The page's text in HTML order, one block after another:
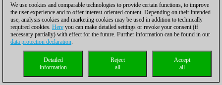
1 IM Rombaldoni Axel 2484 7.5 55.5
2 GM Marin Mihail 2549 7.5
WGM 6.5
We use cookies and comparable technologies to provide certain functions, to improve
the user experience and to offer interest-oriented content. Depending on their intended
use, analysis cookies and marketing cookies may be used in addition to technically
required cookies. Here you can make detailed settings or revoke your consent (if
necessary partially) with effect for the future. Further information can be found in our
data protection declaration.
Accept
all
Reject
all
Detailed
information